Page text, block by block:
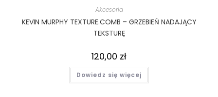
Akcesoria
KEVIN MURPHY TEXTURE.COMB – GRZEBIEŃ NADAJĄCY
TEKSTURĘ
120,00 zł
Dowiedz się więcej